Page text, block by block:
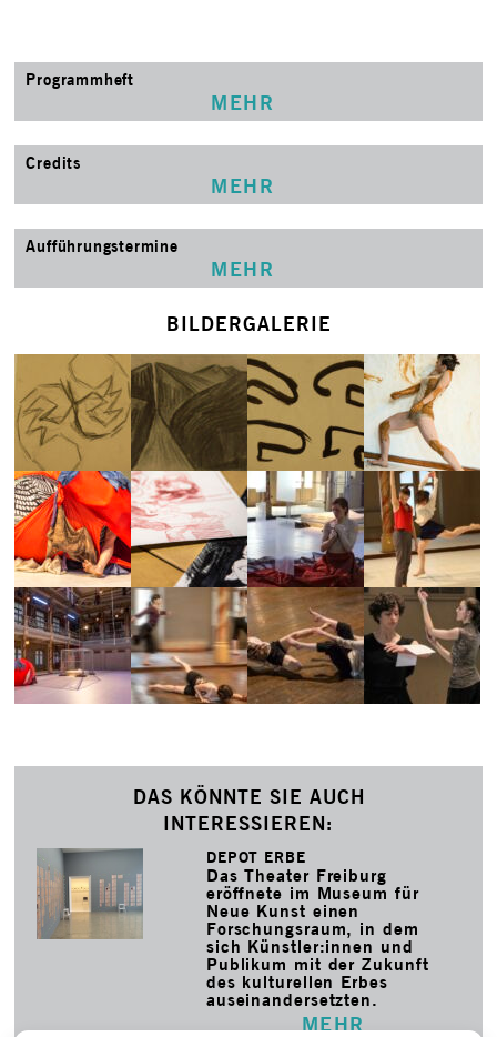
Programmheft
MEHR
Credits
MEHR
Aufführungstermine
MEHR
BILDERGALERIE
DAS KÖNNTE SIE AUCH
INTERESSIEREN:
DEPOT ERBE
Das Theater Freiburg
eröffnete im Museum für
Neue Kunst einen
Forschungsraum, in dem
sich Künstler:innen und
Publikum mit der Zukunft
des kulturellen Erbes
auseinandersetzten.
MEHR